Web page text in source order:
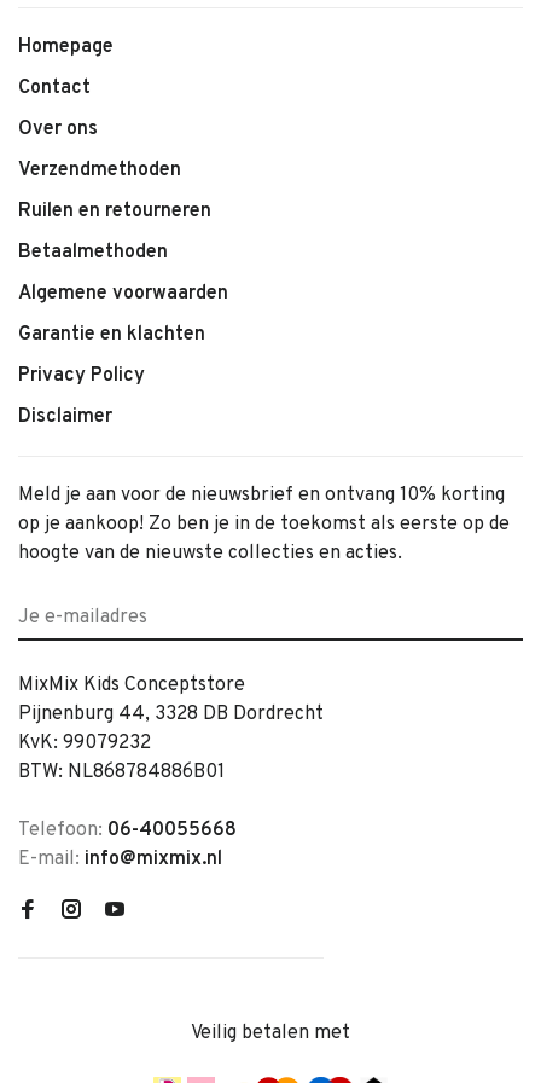
• Kleur: Red Maroon
• Tijdloze en elegante uitstraling
• Geschikt voor dagelijks gebruik en speciale momenten
• Makkelijk te combineren
Homepage
Contact
Over ons
Verzendmethoden
Ruilen en retourneren
Betaalmethoden
Algemene voorwaarden
Garantie en klachten
Privacy Policy
Disclaimer
Meld je aan voor de nieuwsbrief en ontvang 10% korting
op je aankoop! Zo ben je in de toekomst als eerste op de
hoogte van de nieuwste collecties en acties.
MixMix Kids Conceptstore
Pijnenburg 44, 3328 DB Dordrecht
KvK: 99079232
BTW: NL868784886B01
Telefoon: 06-40055668
E-mail: info@mixmix.nl
Veilig betalen met